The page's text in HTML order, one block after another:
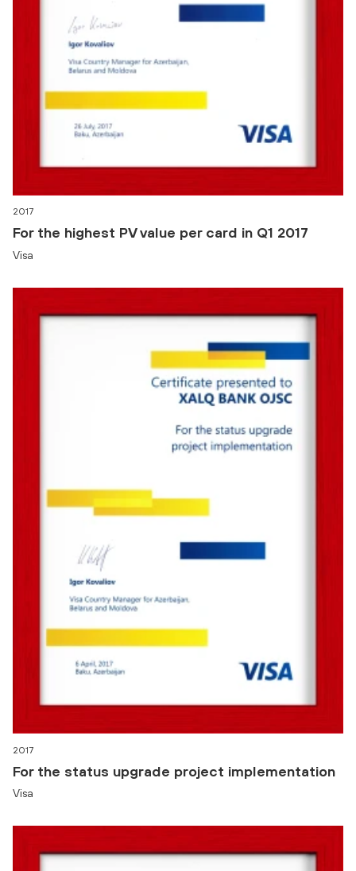
2017
For the highest PV value per card in Q1 2017
Visa
2017
For the status upgrade project implementation
Visa